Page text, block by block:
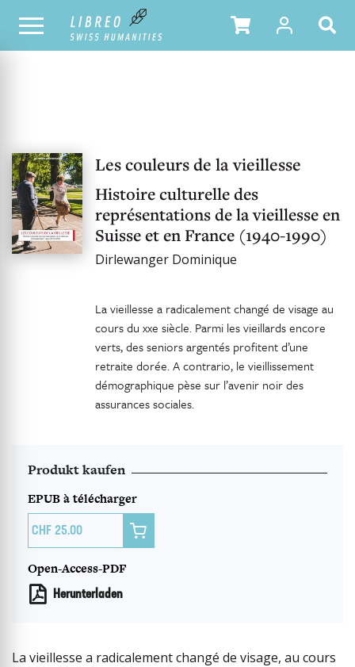
UNSER KATALOG
Les couleurs de la vieillesse
Histoire culturelle des
représentations de la vieillesse en
Suisse et en France (1940-1990)
Dirlewanger Dominique
La vieillesse a radicalement changé de visage au
cours du xxe siècle. Parmi les vieillards encore
verts, des seniors argentés profitent d’une
retraite dorée. A contrario, le vieillissement
démographique pèse sur l’avenir noir des
assurances sociales.
Produkt kaufen
EPUB à télécharger
25.00 
Open-Access-PDF
Herunterladen
La vieillesse a radicalement changé de visage, au cours